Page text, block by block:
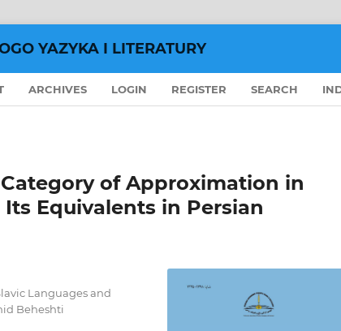
YAZYKA I LITERATURY
ARCHIVES LOGIN REGISTER SEARCH
of Approximation in
Equivalents in Persian
Languages and
Beheshti